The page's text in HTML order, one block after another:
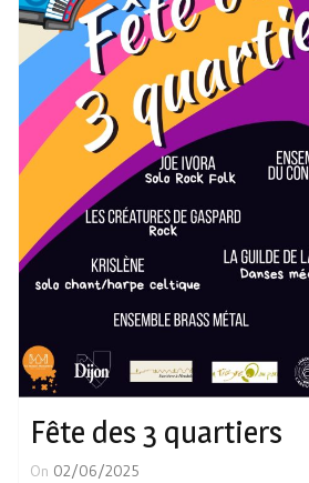
Fête des 3 quartiers
On 02/06/2025